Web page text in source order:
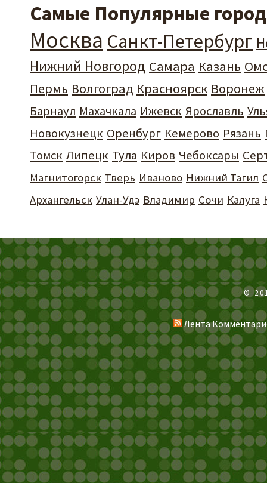
Самые Популярные
Москва Санкт-Петербург
Нижний Новгород Самара Казань
Пермь Волгоград Красноярск Воронеж
Барнаул Махачкала Ижевск Ярославль
Новокузнецк Оренбург Кемерово Рязань
Томск Липецк Тула Киров Чебоксары
Магнитогорск Тверь Иваново Нижний Тагил
Архангельск Улан-Удэ Владимир Сочи Калуга
©
Лента